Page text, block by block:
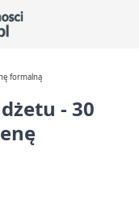
formalną
- 30